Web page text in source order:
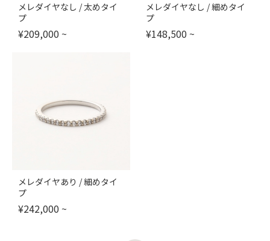
メレダイヤなし / 太めタイ
プ
¥209,000 ~
メレダイヤなし / 細めタイ
プ
¥148,500 ~
メレダイヤあり / 細めタイ
プ
¥242,000 ~